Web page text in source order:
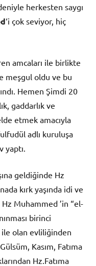
herkesten saygı
‘i çok seviyor, hiç
amcaları ile birlikte
meşgul oldu ve bu
Hemen Şimdi 20
gaddarlık ve
etmek amacıyla
adlı kuruluşa
yaptı.
geldiğinde Hz
kırk yaşında idi ve
Muhammed ’in “el-
birinci
ile olan evliliğinden
Kasım, Fatıma
Hz.Fatıma